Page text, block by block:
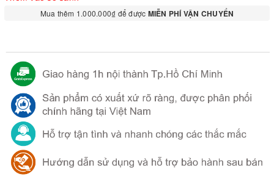
Mua thêm 1.000.000₫ để được MIỄN PHÍ VẬN CHUYỂN